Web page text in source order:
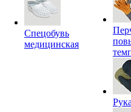
Спецобувь
медицинская